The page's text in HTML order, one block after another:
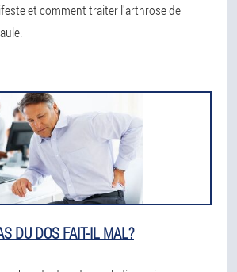
et comment traiter l'arthrose de
DU DOS FAIT-IL MAL?